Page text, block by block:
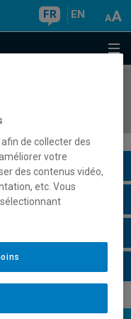
FR EN
de collecter des
votre
des contenus vidéo,
etc. Vous